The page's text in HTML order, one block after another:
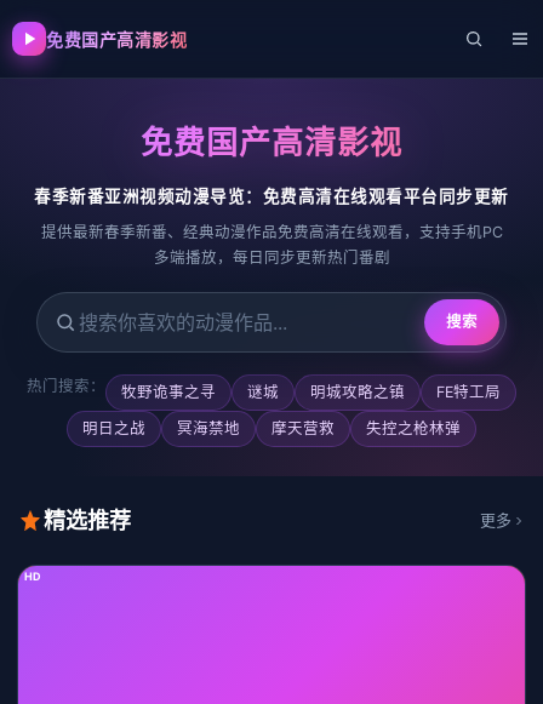
免费国产高清影视
免费国产高清影视
春季新番亚洲视频动漫导览：免费高清在线观看平台同步更新
提供最新春季新番、经典动漫作品免费高清在线观看，支持手机PC
多端播放，每日同步更新热门番剧
搜索喜欢的动漫
搜索
热门搜索： 牧野诡事之寻 谜城 明城攻略之镇
FE特工局
明日之战
冥海禁地 摩天营救 失控之枪林弹
精选推荐 更多
HD